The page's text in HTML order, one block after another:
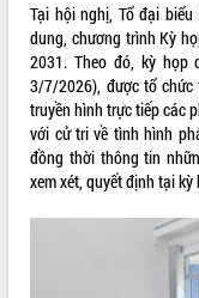
Tại hội nghị, Tổ đại
dung, chương trình Kỳ
2031. Theo đó, kỳ
3/7/2026), được tổ
truyền hình trực tiếp các
với cử tri về tình hình
đồng thời thông tin
xem xét, quyết định tại